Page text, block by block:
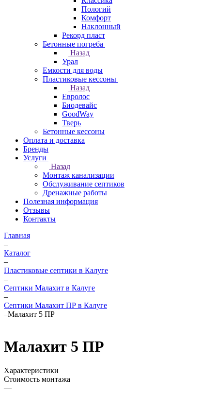
Пологий
Комфорт
Наклонный
Рекорд пласт
Бетонные погреба
Назад
Урал
Емкости для воды
Пластиковые кессоны
Назад
Евролос
Биодевайс
GoodWay
Тверь
Бетонные кессоны
Оплата и доставка
Бренды
Услуги
Назад
Монтаж канализации
Обслуживание септиков
Дренажные работы
Полезная информация
Отзывы
Контакты
Главная
–
Каталог
–
Пластиковые септики в Калуге
–
Септики Малахит в Калуге
–
Септики Малахит ПР в Калуге
–Малахит 5 ПР
Малахит 5 ПР
Характеристики
Стоимость монтажа
—